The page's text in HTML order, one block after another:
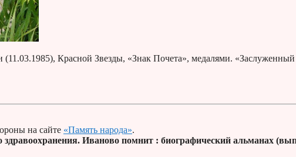
Красной Звезды, «Знак Почета», медалями. «Заслуженный
на сайте «Память народа».
Иваново помнит : биографический альманах